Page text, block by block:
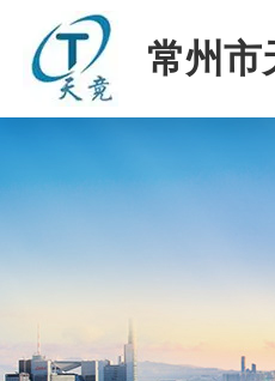
常州市